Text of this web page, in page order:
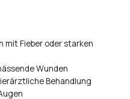
mit Fieber oder starken
Wunden
Behandlung